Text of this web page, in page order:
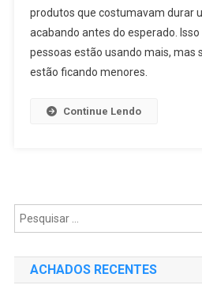
produtos que costumavam durar
acabando antes do esperado.
pessoas estão usando mais, mas
estão ficando menores.
Continue Lendo
ACHADOS RECENTES